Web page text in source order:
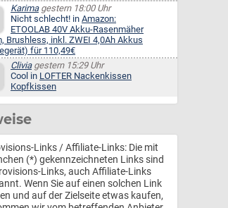
Karimagestern 18:00 Uhr
Nicht schlecht! in Amazon:
ETOOLAB 40V Akku-Rasenmäher
Brushless, inkl. ZWEI 4,0Ah Akkus
für 110,49€
Cliviagestern 15:29 Uhr
Cool in LOFTER Nackenkissen
Kopfkissen
Links / Affiliate-Links: Die mit
(*) gekennzeichneten Links sind
Links, auch Affiliate-Links
Wenn Sie auf einen solchen Link
und auf der Zielseite etwas kaufen,